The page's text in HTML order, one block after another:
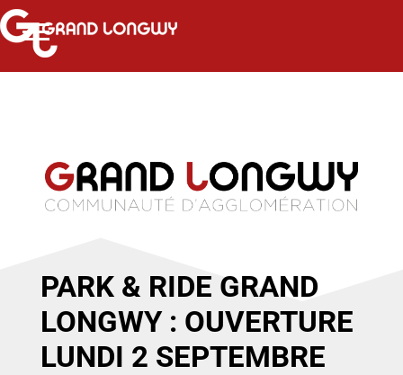
PARK & RIDE GRAND
LONGWY : OUVERTURE
LUNDI 2 SEPTEMBRE